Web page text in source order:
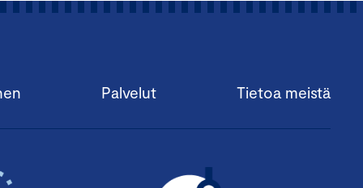
Palvelut Tietoa meistä